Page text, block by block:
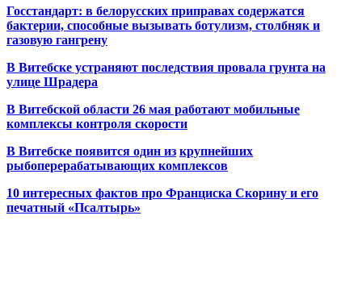
Госстандарт: в белорусских приправах содержатся
бактерии, способные вызывать ботулизм, столбняк и
газовую гангрену
В Витебске устраняют последствия провала грунта на
улице Шрадера
В Витебской области 26 мая работают мобильные
комплексы контроля скорости
В Витебске появится один из крупнейших
рыбоперерабатывающих комплексов
10 интересных фактов про Франциска Скорину и его
печатный «Псалтырь»